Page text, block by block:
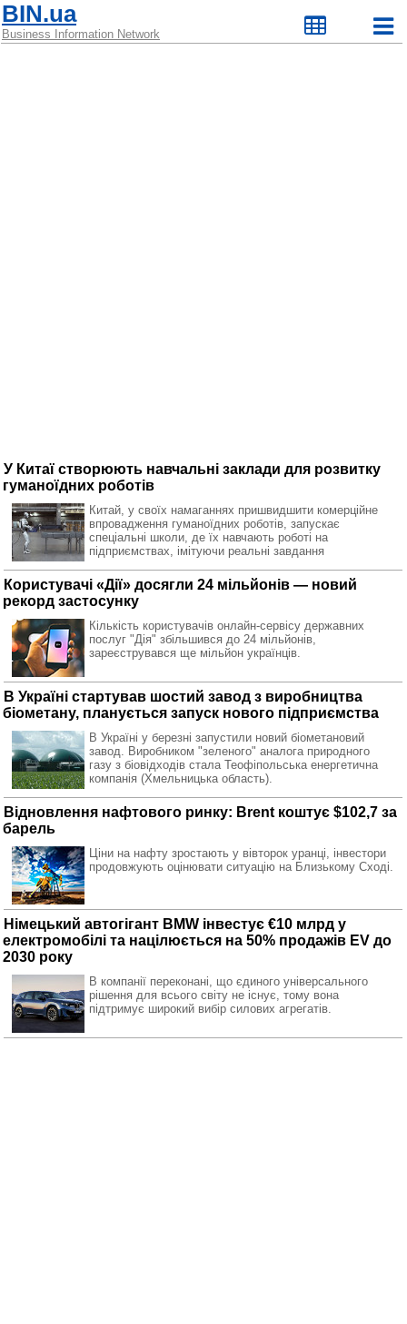
BIN.ua
Business Information Network
У Китаї створюють навчальні заклади для розвитку
гуманоїдних роботів
Китай, у своїх намаганнях пришвидшити комерційне
впровадження гуманоїдних роботів, запускає
спеціальні школи, де їх навчають роботі на
підприємствах, імітуючи реальні завдання
Користувачі «Дії» досягли 24 мільйонів — новий
рекорд застосунку
Кількість користувачів онлайн-сервісу державних
послуг "Дія" збільшився до 24 мільйонів,
зареєструвався ще мільйон українців.
В Україні стартував шостий завод з виробництва
біометану, планується запуск нового підприємства
В Україні у березні запустили новий біометановий
завод. Виробником "зеленого" аналога природного
газу з біовідходів стала Теофіпольська енергетична
компанія (Хмельницька область).
Відновлення нафтового ринку: Brent коштує $102,7 за
барель
Ціни на нафту зростають у вівторок уранці, інвестори
продовжують оцінювати ситуацію на Близькому Сході.
Німецький автогігант BMW інвестує €10 млрд у
електромобілі та націлюється на 50% продажів EV до
2030 року
В компанії переконані, що єдиного універсального
рішення для всього світу не існує, тому вона
підтримує широкий вибір силових агрегатів.